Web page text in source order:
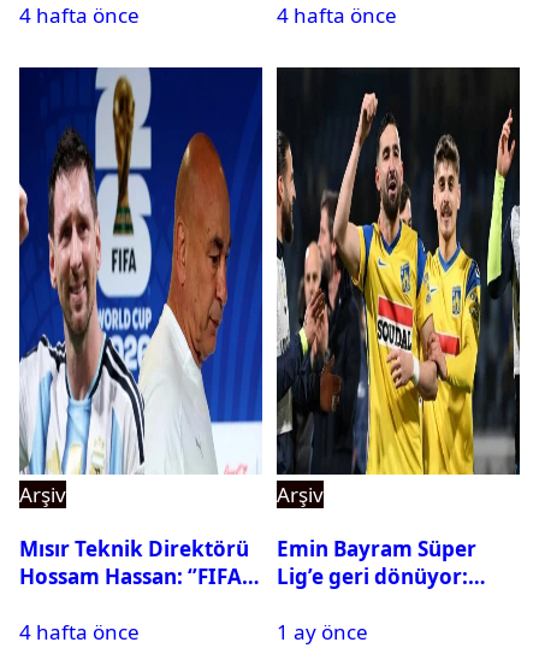
4 hafta önce
4 hafta önce
Arşiv
Mısır Teknik Direktörü
Hossam Hassan: ‘’FIFA,
istemiyor’’
4 hafta önce
Arşiv
Emin Bayram Süper
Lig’e geri dönüyor:
1 ay önce